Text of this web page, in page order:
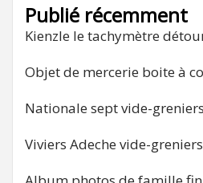
Publié récemment
Kienzle le tachymètre
Objet de mercerie boite à
Nationale sept vide-
Viviers Adeche vide-